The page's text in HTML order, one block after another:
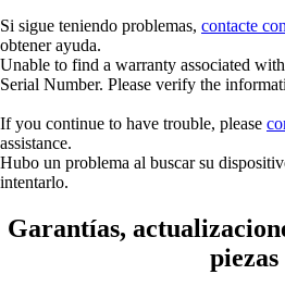
Si sigue teniendo problemas, contacte
obtener ayuda.
Unable to find a warranty associated
Serial Number. Please verify the
If you continue to have trouble, please
assistance.
Hubo un problema al buscar su
intentarlo.
Garantías,
piezas